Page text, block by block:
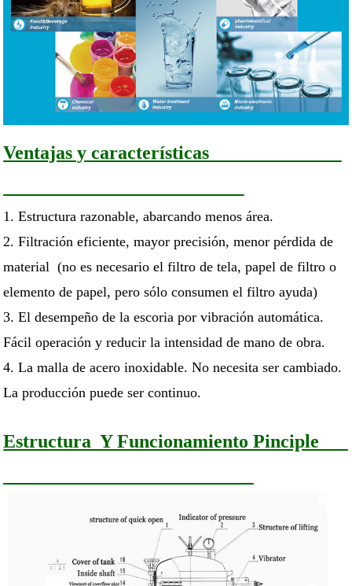
Ventajas y características
1. Estructura razonable, abarcando menos área.
2. Filtración eficiente, mayor precisión, menor pérdida de
material (no es necesario el filtro de tela, papel de filtro o
elemento de papel, pero sólo consumen el filtro ayuda)
3. El desempeño de la escoria por vibración automática.
Fácil operación y reducir la intensidad de mano de obra.
4. La malla de acero inoxidable. No necesita ser cambiado.
La producción puede ser continuo.
Estructura Y Funcionamiento Pinciple